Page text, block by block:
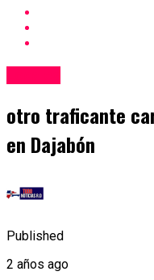
otro traficante
en Dajabón
Published
2 años ago